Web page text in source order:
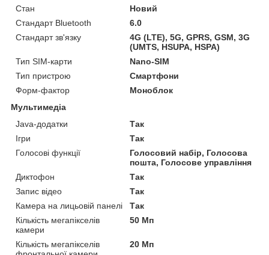
Стан
Новий
Стандарт Bluetooth
6.0
Стандарт зв'язку
4G (LTE), 5G, GPRS, GSM, 3G
(UMTS, HSUPA, HSPA)
Тип SIM-карти
Nano-SIM
Тип пристрою
Смартфони
Форм-фактор
Моноблок
Мультимедіа
Java-додатки
Так
Ігри
Так
Голосові функції
Голосовий набір, Голосова
пошта, Голосове управління
Диктофон
Так
Запис відео
Так
Камера на лицьовій панелі
Так
Кількість мегапікселів
камери
50 Мп
Кількість мегапікселів
20 Мп